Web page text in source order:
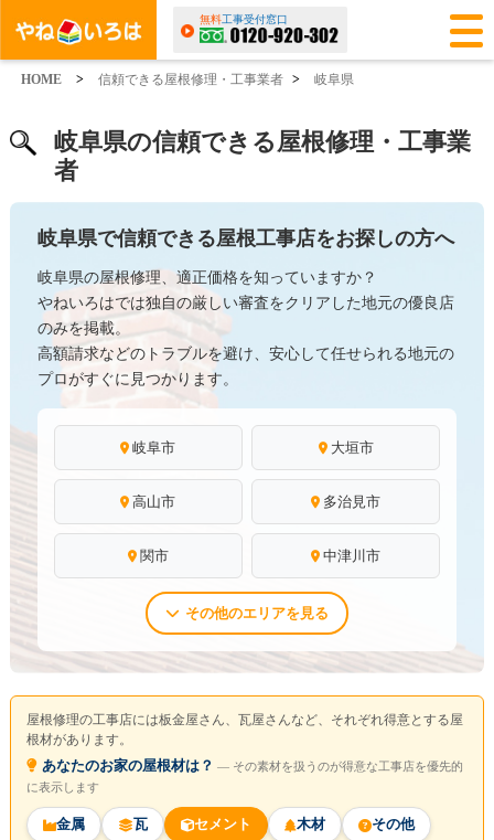
無料工事受付窓口
HOME > 信頼できる屋根修理・工事業者 > 岐阜県
岐阜県の信頼できる屋根修理・工事業
者
岐阜県で信頼できる屋根工事店をお探しの方へ
岐阜県の屋根修理、適正価格を知っていますか？
やねいろはでは独自の厳しい審査をクリアした地元の優良店
のみを掲載。
高額請求などのトラブルを避け、安心して任せられる地元の
プロがすぐに見つかります。
岐阜市 大垣市
高山市 多治見市
関市 中津川市
その他のエリアを見る
屋根修理の工事店には板金屋さん、瓦屋さんなど、それぞれ得意とする屋
根材があります。
あなたのお家の屋根材は？ ― その素材を扱うのが得意な工事店を優先的
に表示します
金属 瓦 セメント 木材 その他